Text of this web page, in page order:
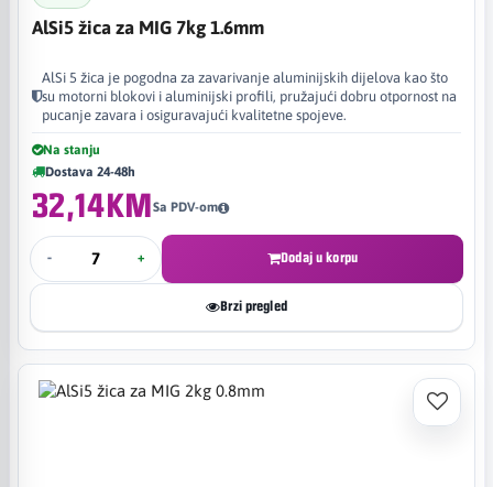
AlSi5 žica za MIG 7kg 1.6mm
AlSi 5 žica je pogodna za zavarivanje aluminijskih dijelova kao što
su motorni blokovi i aluminijski profili, pružajući dobru otpornost na
pucanje zavara i osiguravajući kvalitetne spojeve.
Na stanju
Dostava 24-48h
32,14KMSa PDV-om
- + Dodaj u korpu
Brzi pregled